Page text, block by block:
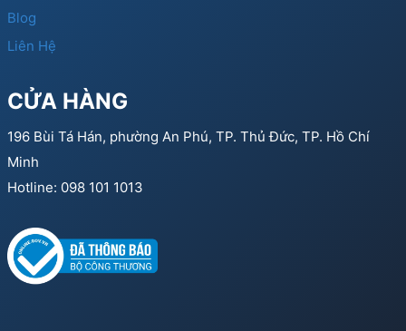
Blog
Liên Hệ
CỬA HÀNG
196 Bùi Tá Hán, phường An Phú, TP. Thủ Đức, TP. Hồ Chí
Minh
Hotline: 098 101 1013